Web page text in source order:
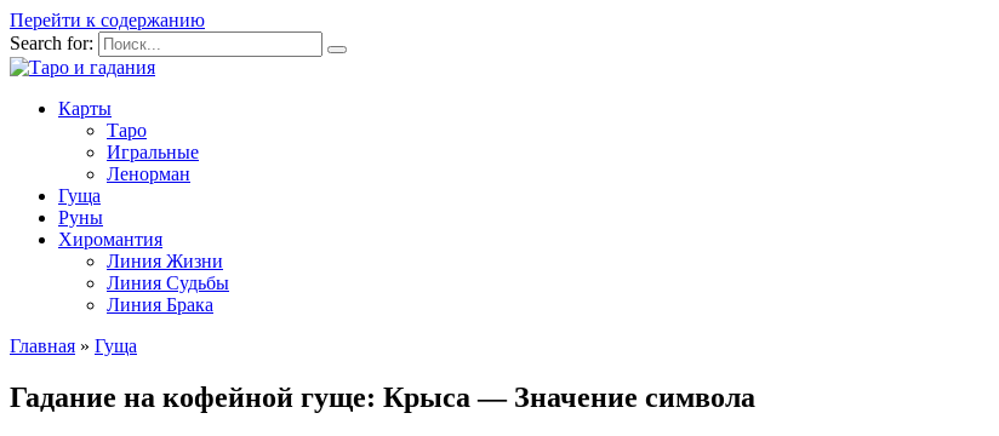
Перейти к содержанию
Search for:
Карты
Таро
Игральные
Ленорман
Гуща
Руны
Хиромантия
Линия Жизни
Линия Судьбы
Линия Брака
Главная » Гуща
Гадание на кофейной гуще: Крыса — Значение символа